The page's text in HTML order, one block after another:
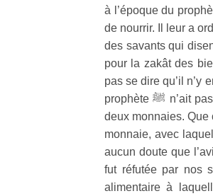
à l’époque du
de nourrir. Il leur a
des savants qui
pour la zakât des
pas se dire qu’il n’y
prophèteﷺ n’ait
deux monnaies. Que
monnaie, avec
aucun doute que
fut réfutée par nos
alimentaire à